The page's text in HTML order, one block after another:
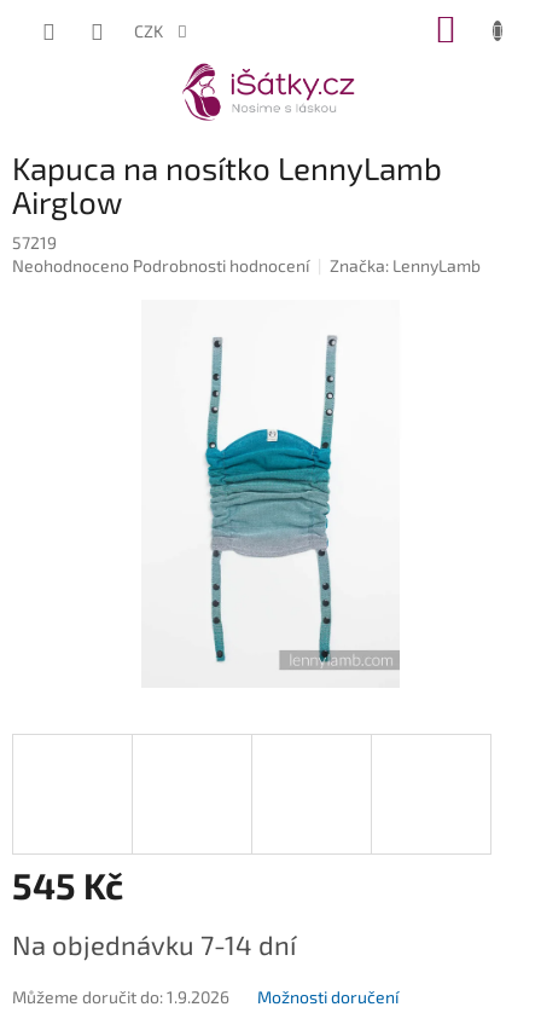
CZK
Kapuca na nosítko LennyLamb
Airglow
57219
Průměrné
Neohodnoceno Podrobnosti hodnocení Značka: LennyLamb
545 Kč
cena:
Na objednávku 7-14 dní
Můžeme doručit do:1.9.2026 Možnosti doručení